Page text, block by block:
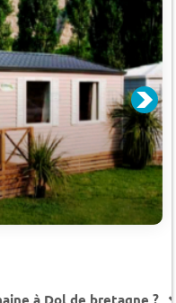
à Dol de bretagne ?